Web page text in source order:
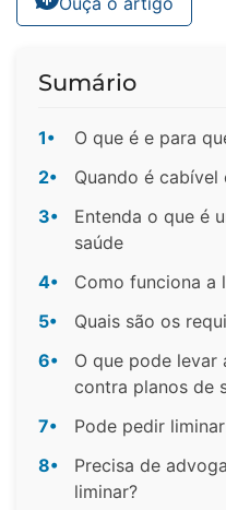
Sumário
1•
O que é e para
2•
Quando é
3•
Entenda o que é
saúde
4•
Como funciona a
5•
Quais são os
6•
O que pode levar
contra planos de
7•
Pode pedir
8•
Precisa de
liminar?